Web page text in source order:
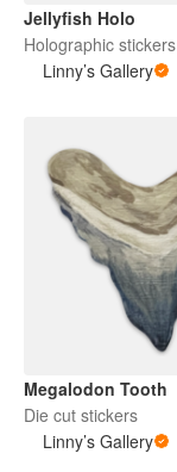
Jellyfish Holo
Holographic stickers
Linny’s Gallery
Megalodon Tooth
Die cut stickers
Linny’s Gallery